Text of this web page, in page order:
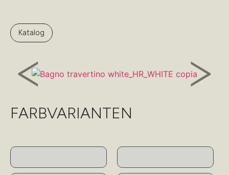
Katalog
FARBVARIANTEN